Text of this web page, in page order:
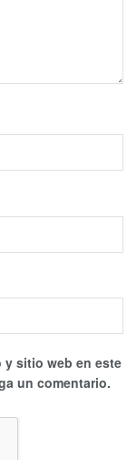
y sitio web en este
un comentario.